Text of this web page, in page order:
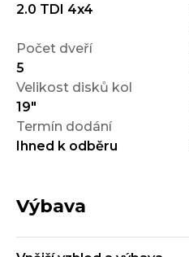
2.0 TDI 4x4
Počet dveří
5
Velikost disků kol
19"
Termín dodání
Ihned k odběru
Výbava